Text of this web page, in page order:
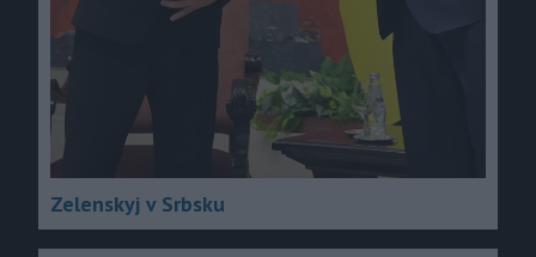
Zelenskyj v Srbsku